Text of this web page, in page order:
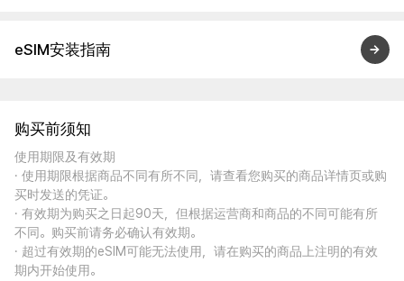
eSIM安装指南
购买前须知
使用期限及有效期
· 使用期限根据商品不同有所不同，请查看您购买的商品详情页或购
买时发送的凭证。
· 有效期为购买之日起90天，但根据运营商和商品的不同可能有所
不同。购买前请务必确认有效期。
· 超过有效期的eSIM可能无法使用，请在购买的商品上注明的有效
期内开始使用。